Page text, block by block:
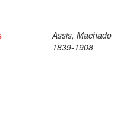
Assis,
1839-1908